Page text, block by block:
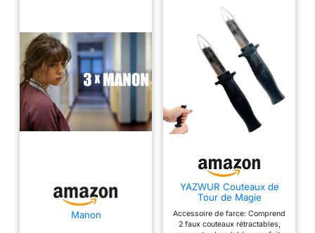
Manon
YAZWUR Couteaux de
Tour de Magie
Lames Rétractables, Faux
Factices en Plastique,
Accessoire de farce: Comprend
2 faux couteaux rétractables,